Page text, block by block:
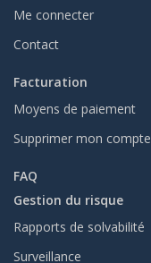
Me connecter
Contact
Facturation
Moyens de paiement
Supprimer mon compte
FAQ
Gestion du risque
Rapports de solvabilité
Surveillance